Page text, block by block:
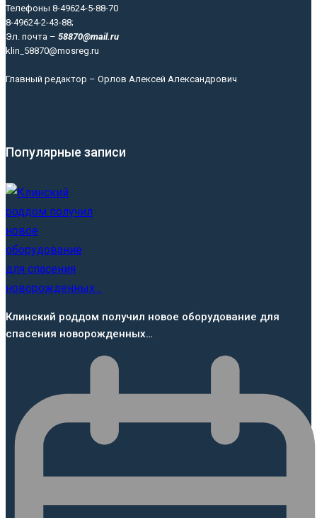
Телефоны 8-49624-5-88-70
8-49624-2-43-88;
Эл. почта – 58870@mail.ru
klin_58870@mosreg.ru
Главный редактор – Орлов Алексей Александрович
Популярные записи
Клинский роддом получил новое оборудование для
спасения новорожденных…